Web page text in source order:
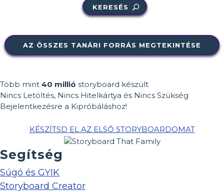
KERESÉS
AZ ÖSSZES TANÁRI FORRÁS MEGTEKINTÉSE
Több mint 40 millió storyboard készült
Nincs Letöltés, Nincs Hitelkártya és Nincs Szükség
Bejelentkezésre a Kipróbáláshoz!
KÉSZÍTSD EL AZ ELSŐ STORYBOARDOMAT
Segítség
Súgó és GYIK
Storyboard Creator